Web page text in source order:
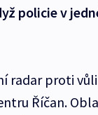
policie v
radar proti
Říčan.